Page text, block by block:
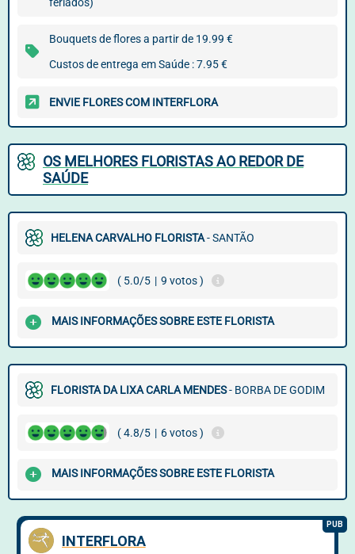
Bouquets de flores a partir de 19.99 €
Custos de entrega em Saúde : 7.95 €
ENVIE FLORES COM INTERFLORA
OS MELHORES FLORISTAS AO REDOR DE
SAÚDE
HELENA CARVALHO FLORISTA- SANTÃO
( 5.0/5 | 9 votos )
MAIS INFORMAÇÕES SOBRE ESTE FLORISTA
FLORISTA DA LIXA CARLA MENDES- BORBA DE GODIM
( 4.8/5 | 6 votos )
MAIS INFORMAÇÕES SOBRE ESTE FLORISTA